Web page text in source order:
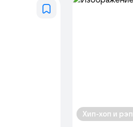
Хип-хоп и рэп